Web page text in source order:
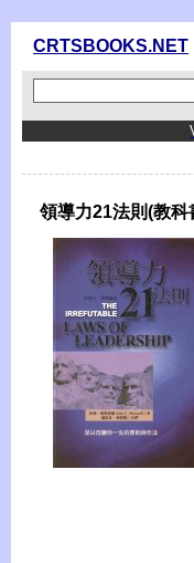
CRTSBOOKS.NET
領導力21法則(教